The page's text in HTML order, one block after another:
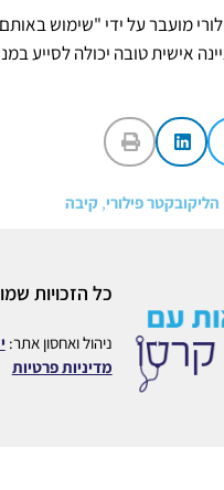
מועבר על ידי "שימוש
אישית טובה יכולה לסייע
הליקובקטר פילורי, קיבה
כל הזכויות
ניהול ואחסון אתר:
מדיניות פרטיות